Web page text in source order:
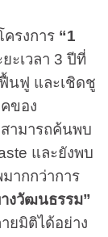
รงการ “1
ะเวลา 3 ปีที่
นฟู และเชิดชู
ของ
ามารถค้นพบ
และยังพบ
ากกว่าการ
งวัฒนธรรม”
ยมิติได้อย่าง